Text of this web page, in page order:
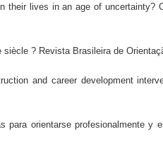
their lives in an age of uncertainty?
? Revista Brasileira de
and career development
orientarse profesionalmente y